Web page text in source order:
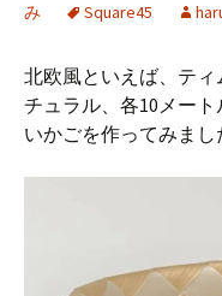
み
Square45
北欧風といえば、テ
チュラル、各10メー
いかごを作ってみまし